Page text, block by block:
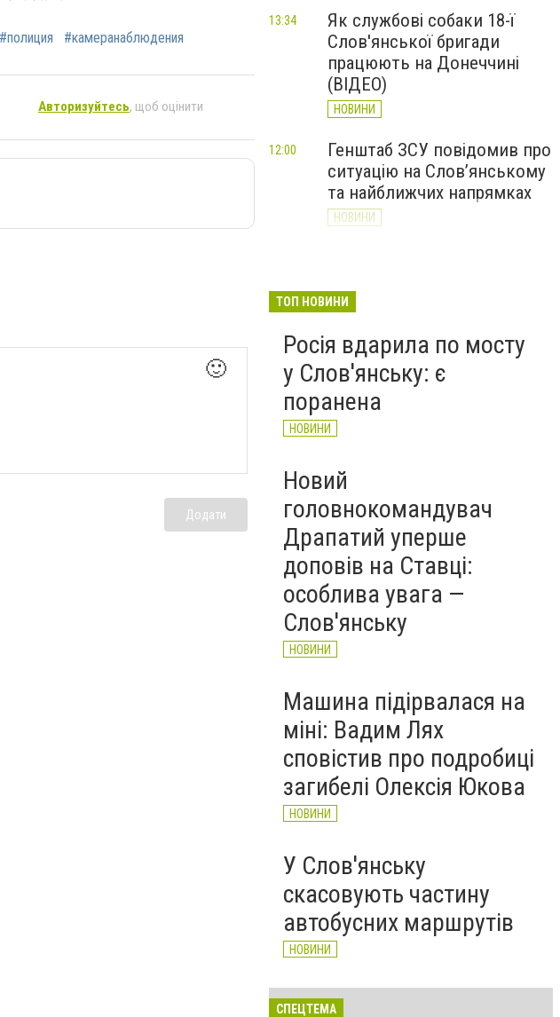
#полиция #камеранаблюдения
Авторизуйтесь, щоб оцінити
🙂
Додати
Як службові собаки 18-ї
Слов'янської бригади
працюють на Донеччині
(ВІДЕО)
НОВИНИ
13:34
Генштаб ЗСУ повідомив про
ситуацію на Слов’янському
та найближчих напрямках
НОВИНИ
12:00
великої війни: 7 серпня
ТОП НОВИНИ
Росія вдарила по мосту
у Слов'янську: є
поранена
НОВИНИ
Новий
головнокомандувач
Драпатий уперше
доповів на Ставці:
особлива увага —
Слов'янську
НОВИНИ
Машина підірвалася на
міні: Вадим Лях
сповістив про подробиці
загибелі Олексія Юкова
НОВИНИ
У Слов'янську
скасовують частину
автобусних маршрутів
НОВИНИ
СПЕЦТЕМА